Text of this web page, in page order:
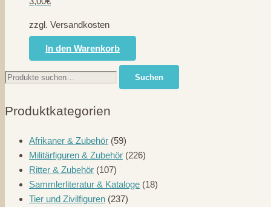
zzgl. Versandkosten
In den Warenkorb
Suche
nach:
Suchen
Produktkategorien
Afrikaner & Zubehör (59)
Militärfiguren & Zubehör (226)
Ritter & Zubehör (107)
Sammlerliteratur & Kataloge (18)
Tier und Zivilfiguren (237)